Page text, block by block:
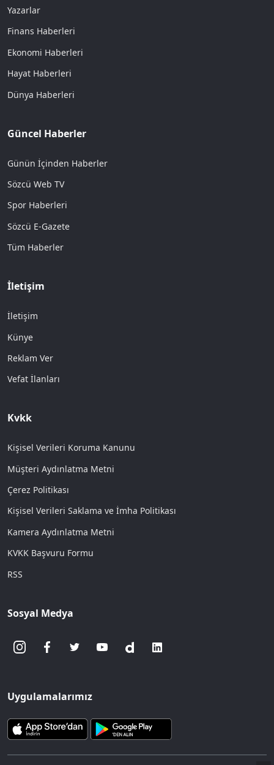
Yazarlar
Finans Haberleri
Ekonomi Haberleri
Hayat Haberleri
Dünya Haberleri
Güncel Haberler
Günün İçinden Haberler
Sözcü Web TV
Spor Haberleri
Sözcü E-Gazete
Tüm Haberler
İletişim
İletişim
Künye
Reklam Ver
Vefat İlanları
Kvkk
Kişisel Verileri Koruma Kanunu
Müşteri Aydınlatma Metni
Çerez Politikası
Kişisel Verileri Saklama ve İmha Politikası
Kamera Aydınlatma Metni
KVKK Başvuru Formu
RSS
Sosyal Medya
Uygulamalarımız